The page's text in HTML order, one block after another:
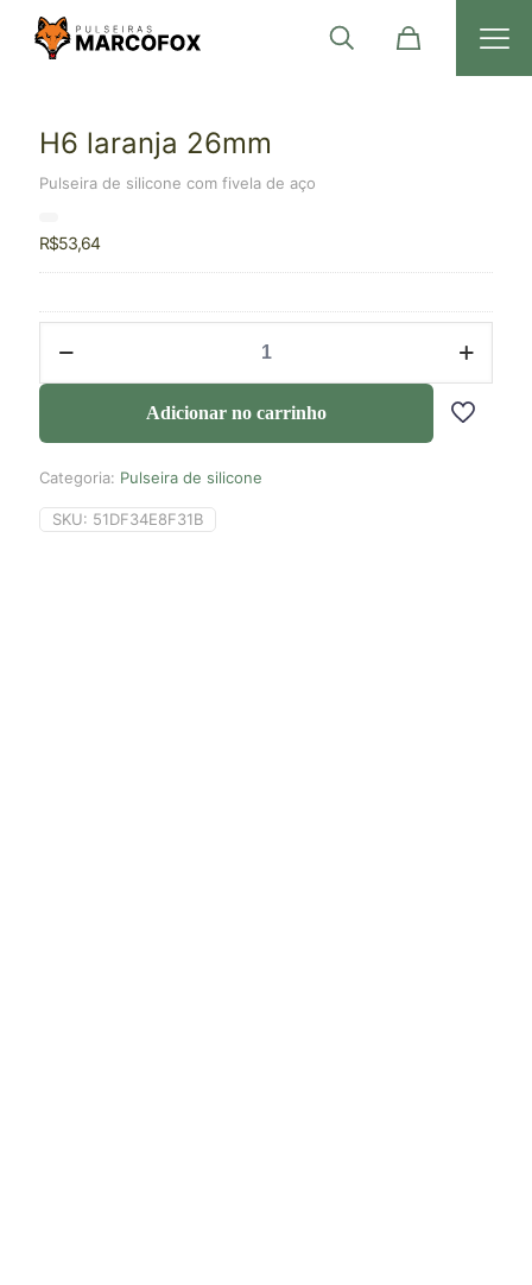
H6 laranja 26mm
Pulseira de silicone com fivela de aço
R$53,64
Adicionar no carrinho
Categoria: Pulseira de silicone
SKU: 51DF34E8F31B